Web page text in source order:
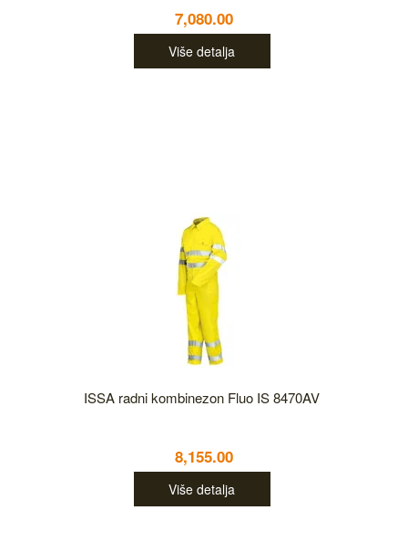
7,080.00
Više detalja
ISSA radni kombinezon Fluo IS 8470AV
8,155.00
Više detalja